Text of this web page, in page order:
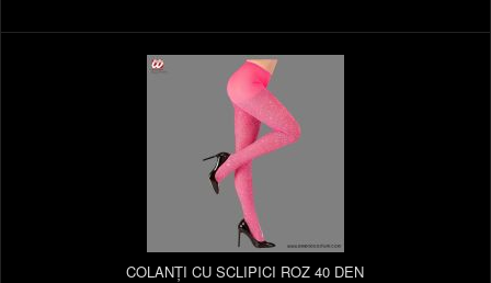
COLANȚI CU SCLIPICI ROZ 40 DEN